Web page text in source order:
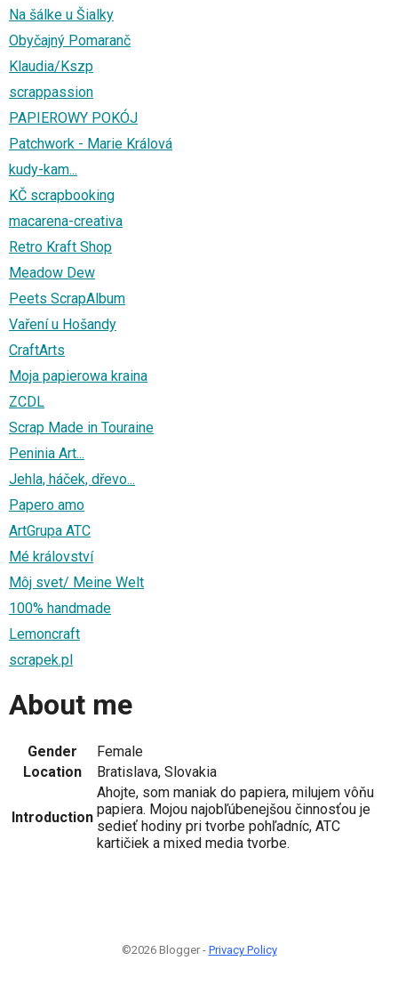
Na šálke u Šialky
Obyčajný Pomaranč
Klaudia/Kszp
scrappassion
PAPIEROWY POKÓJ
Patchwork - Marie Králová
kudy-kam...
KČ scrapbooking
macarena-creativa
Retro Kraft Shop
Meadow Dew
Peets ScrapAlbum
Vaření u Hošandy
CraftArts
Moja papierowa kraina
ZCDL
Scrap Made in Touraine
Peninia Art...
Jehla, háček, dřevo...
Papero amo
ArtGrupa ATC
Mé království
Môj svet/ Meine Welt
100% handmade
Lemoncraft
scrapek.pl
About me
Gender
Female
Location
Bratislava, Slovakia
Introduction
Ahojte, som maniak do papiera, milujem vôňu
papiera. Mojou najobľúbenejšou činnosťou je
sedieť hodiny pri tvorbe pohľadníc, ATC
kartičiek a mixed media tvorbe.
©2026 Blogger - Privacy Policy